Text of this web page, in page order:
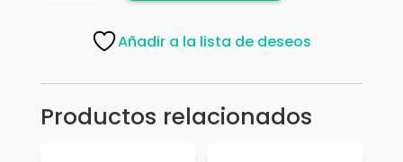
BRONCE
Añadir a la lista de deseos
Productos relacionados